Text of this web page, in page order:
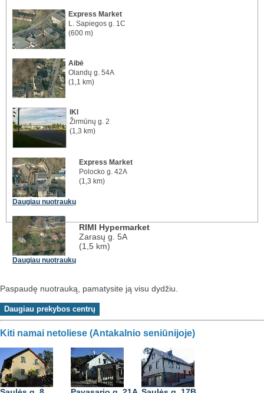
Express Market
L. Sapiegos g. 1C
(600 m)
Aibė
Olandų g. 54A
(1,1 km)
IKI
Žirmūnų g. 2
(1,3 km)
Daugiau nuotraukų
Express Market
Polocko g. 42A
(1,3 km)
Daugiau nuotraukų
RIMI Hypermarket
Zarasų g. 5A
(1,5 km)
Paspaudę nuotrauką, pamatysite ją visu dydžiu.
Kiti namai netoliese (Antakalnio seniūnijoje)